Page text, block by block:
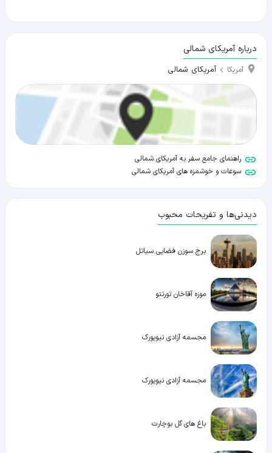
درباره آمریکای شمالی
آمریکا آمریکای شمالی
راهنمای جامع سفر به آمریکای شمالی
سوغات و خوشمزه های آمریکای شمالی
دیدنی‌ها و تفریحات محبوب
برج سوزن فضایی سیاتل
موزه آقاخان تورنتو
مجسمه آزادی نیویورک
مجسمه آزادی نیویورک
باغ های گل بوچارت